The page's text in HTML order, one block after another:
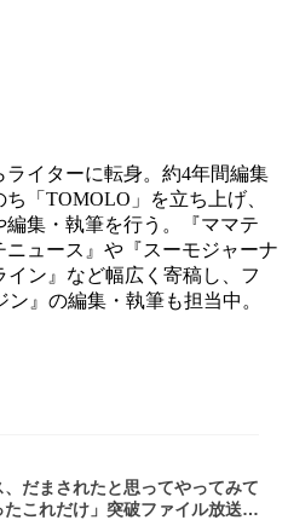
イターに転身。約4年間編集
「TOMOLO」を立ち上げ、
集・執筆を行う。『ママテ
ュース』や『スーモジャーナ
ン』など幅広く寄稿し、フ
』の編集・執筆も担当中。
、だまされたと思ってやってみて
たこれだけ」突破ファイル放送で